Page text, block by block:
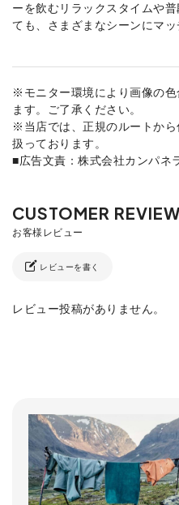
ーを飲むリラックスタイムや
ても、さまざまなシーンにマッ
※モニター環境により画像の
ます。ご了承ください。
※当店では、正規のルートか
扱っております。
■広告文責：株式会社カンパネ
レビューを書く
レビュー投稿がありません。